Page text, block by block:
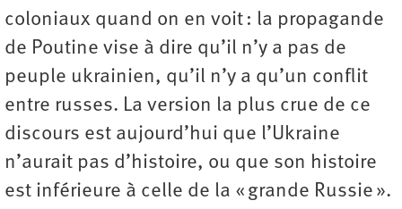
coloniaux quand on en voit : la propagande
de Poutine vise à dire qu’il n’y a pas de
peuple ukrainien, qu’il n’y a qu’un conflit
entre russes. La version la plus crue de ce
discours est aujourd’hui que l’Ukraine
n’aurait pas d’histoire, ou que son histoire
est inférieure à celle de la « grande Russie ».